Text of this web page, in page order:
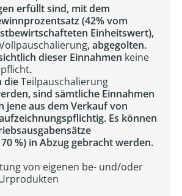
erfüllt sind, mit dem
(42% vom
Einheitswert),
, abgegolten.
dieser Einnahmen keine
.
dieTeilpauschalierung
sind sämtliche Einnahmen
jene aus dem Verkauf von
Es können
%) in Abzug gebracht werden.
von eigenen be- und/oder